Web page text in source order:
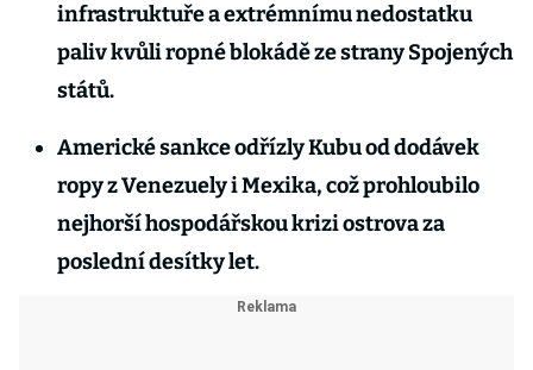
infrastruktuře a extrémnímu nedostatku
paliv kvůli ropné blokádě ze strany Spojených
států.
Americké sankce odřízly Kubu od dodávek
ropy z Venezuely i Mexika, což prohloubilo
nejhorší hospodářskou krizi ostrova za
poslední desítky let.